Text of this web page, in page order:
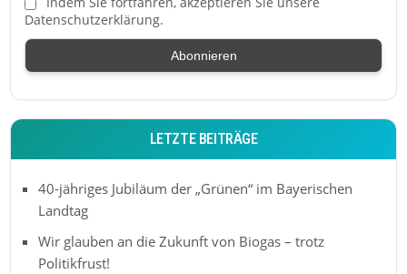
Datenschutzerklärung.
LETZTE BEITRÄGE
40-jähriges Jubiläum der „Grünen“ im Bayerischen
Landtag
Wir glauben an die Zukunft von Biogas – trotz
Politikfrust!